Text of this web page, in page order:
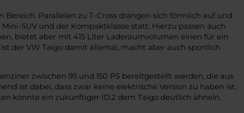
Parallelen zu T-Cross drängen sich förmlich auf und
SUV und der Kompaktklasse statt. Hierzu passen auch
bietet aber mit 415 Liter Laderaumvolumen einen für ein
der VW Taigo damit allemal, macht aber auch sportlich
zwischen 95 und 150 PS bereitgestellt werden, die aus
ist dabei, dass zwar keine elektrische Version zu haben ist,
könnte ein zukünftiger ID.2 dem Taigo deutlich ähneln,